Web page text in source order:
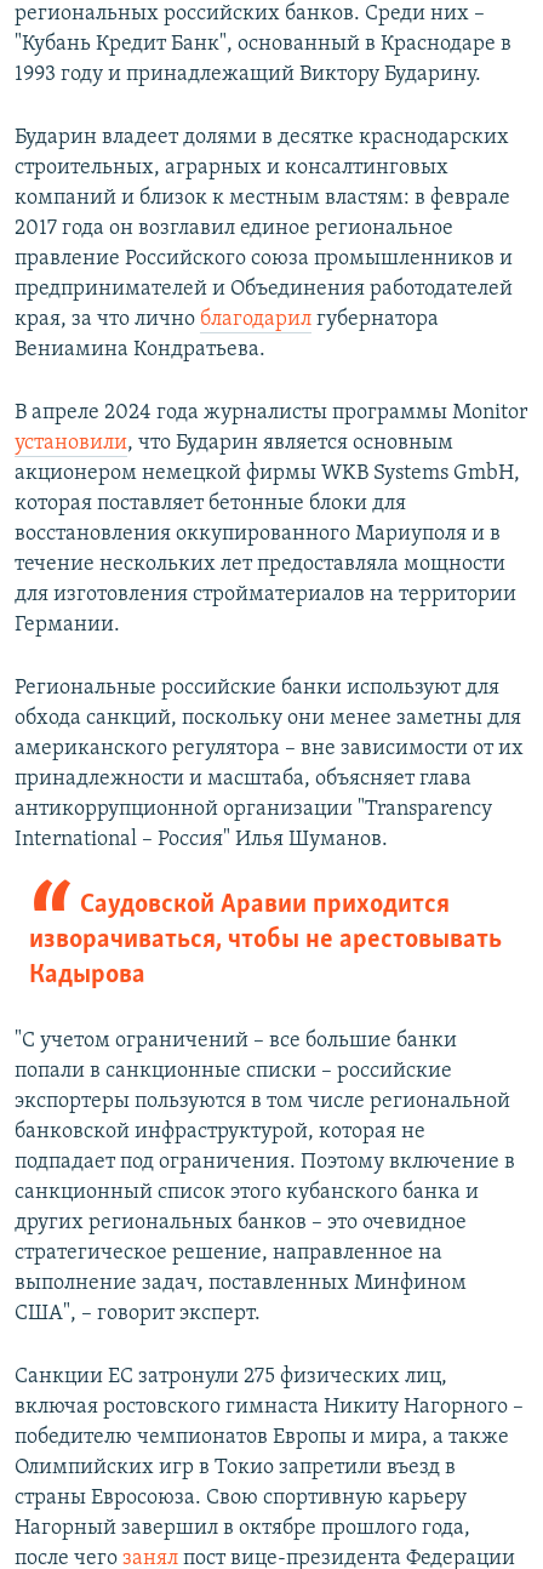
региональных российских банков. Среди них –
"Кубань Кредит Банк", основанный в Краснодаре в
1993 году и принадлежащий Виктору Бударину.
Бударин владеет долями в десятке краснодарских
строительных, аграрных и консалтинговых
компаний и близок к местным властям: в феврале
2017 года он возглавил единое региональное
правление Российского союза промышленников и
предпринимателей и Объединения работодателей
края, за что лично благодарил губернатора
Вениамина Кондратьева.
В апреле 2024 года журналисты программы Monitor
установили, что Бударин является основным
акционером немецкой фирмы WKB Systems GmbH,
которая поставляет бетонные блоки для
восстановления оккупированного Мариуполя и в
течение нескольких лет предоставляла мощности
для изготовления стройматериалов на территории
Германии.
Региональные российские банки используют для
обхода санкций, поскольку они менее заметны для
американского регулятора – вне зависимости от их
принадлежности и масштаба, объясняет глава
антикоррупционной организации "Transparency
International – Россия" Илья Шуманов.
Саудовской Аравии приходится
изворачиваться, чтобы не арестовывать
Кадырова
"С учетом ограничений – все большие банки
попали в санкционные списки – российские
экспортеры пользуются в том числе региональной
банковской инфраструктурой, которая не
подпадает под ограничения. Поэтому включение в
санкционный список этого кубанского банка и
других региональных банков – это очевидное
стратегическое решение, направленное на
выполнение задач, поставленных Минфином
США", – говорит эксперт.
Санкции ЕС затронули 275 физических лиц,
включая ростовского гимнаста Никиту Нагорного –
победителю чемпионатов Европы и мира, а также
Олимпийских игр в Токио запретили въезд в
страны Евросоюза. Свою спортивную карьеру
Нагорный завершил в октябре прошлого года,
после чего занял пост вице-президента Федерации